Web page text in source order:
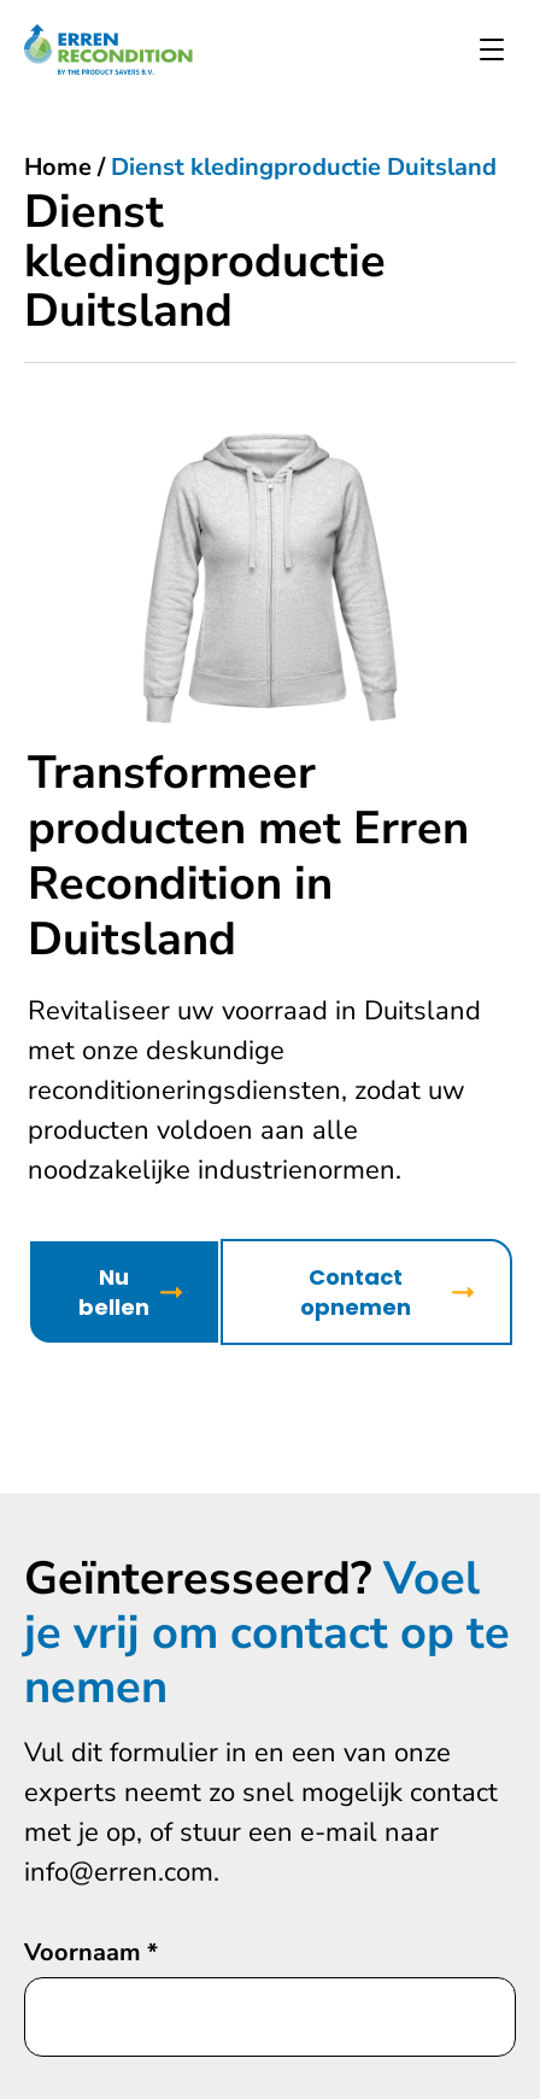
Dienst
kledingproductie
Duitsland
Home/Dienst kledingproductie Duitsland
Transformeer
producten met Erren
Recondition in
Duitsland
Revitaliseer uw voorraad in Duitsland
met onze deskundige
reconditioneringsdiensten, zodat uw
producten voldoen aan alle
noodzakelijke industrienormen.
Nu
bellen
Contact
opnemen
Geïnteresseerd?Voel
je vrij om contact op te
nemen
Vul dit formulier in en een van onze
experts neemt zo snel mogelijk contact
met je op, of stuur een e-mail naar
info@erren.com.
Voornaam *